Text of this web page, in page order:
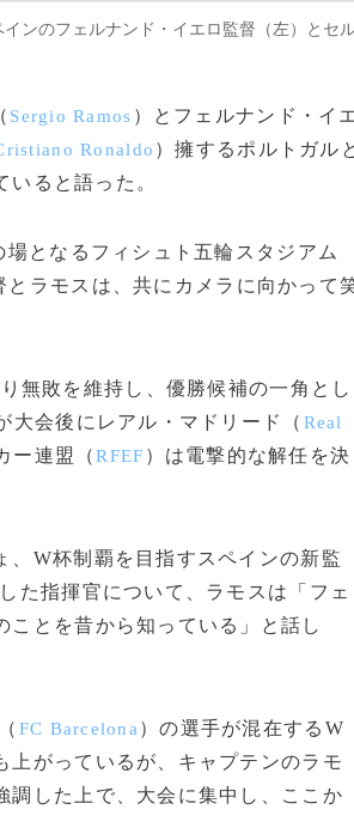
ンのフェルナンド・イエロ監督（左）とセ
Sergio Ramos ）とフェルナンド・イ
Ronaldo ）擁するポルトガル
ると語った。
となるフィシュト五輪スタジアム
ラモスは、共にカメラに向かって
無敗を維持し、優勝候補の一角とし
大会後にレアル・マドリード（ Real
ー連盟（RFEF ）は電撃的な解任を決
W杯制覇を目指すスペインの新監
た指揮官について、ラモスは「フェ
とを昔から知っている」と話し
FC Barcelona ）の選手が混在するW
がっているが、キャプテンのラモ
調した上で、大会に集中し、ここか